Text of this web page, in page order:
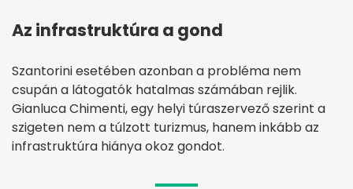
Az infrastruktúra a gond
Szantorini esetében azonban a probléma nem
csupán a látogatók hatalmas számában rejlik.
Gianluca Chimenti, egy helyi túraszervező szerint a
szigeten nem a túlzott turizmus, hanem inkább az
infrastruktúra hiánya okoz gondot.